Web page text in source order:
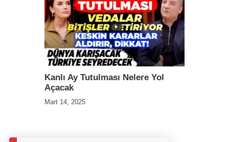
Kanlı Ay Tutulması Nelere Yol
Açacak
Mart 14, 2025